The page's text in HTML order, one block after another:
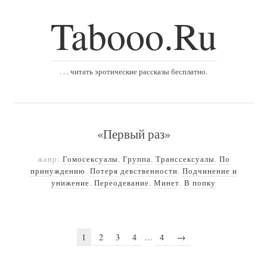
Tabooo.Ru
. . . читать эротические рассказы бесплатно.
«Первый раз»
жанр: Гомосексуалы, Группа, Транссексуалы, По
принуждению, Потеря девственности, Подчинение и
унижение, Переодевание, Минет, В попку
1 2 3 4 … 4 →